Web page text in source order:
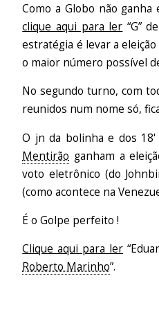
Como a Globo não ganha
clique aqui para ler “G”
estratégia é levar a
o maior número possível
No segundo turno, com
reunidos num nome só,
O jn da bolinha e dos 18'
Mentirão ganham a
voto eletrônico (do
(como acontece na
É o Golpe perfeito !
Clique aqui para ler
Roberto Marinho”.